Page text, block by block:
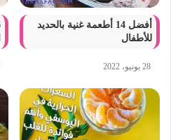
أفضل 14 أطعمة غنية بالحديد
للأطفال
28 يونيو، 2022